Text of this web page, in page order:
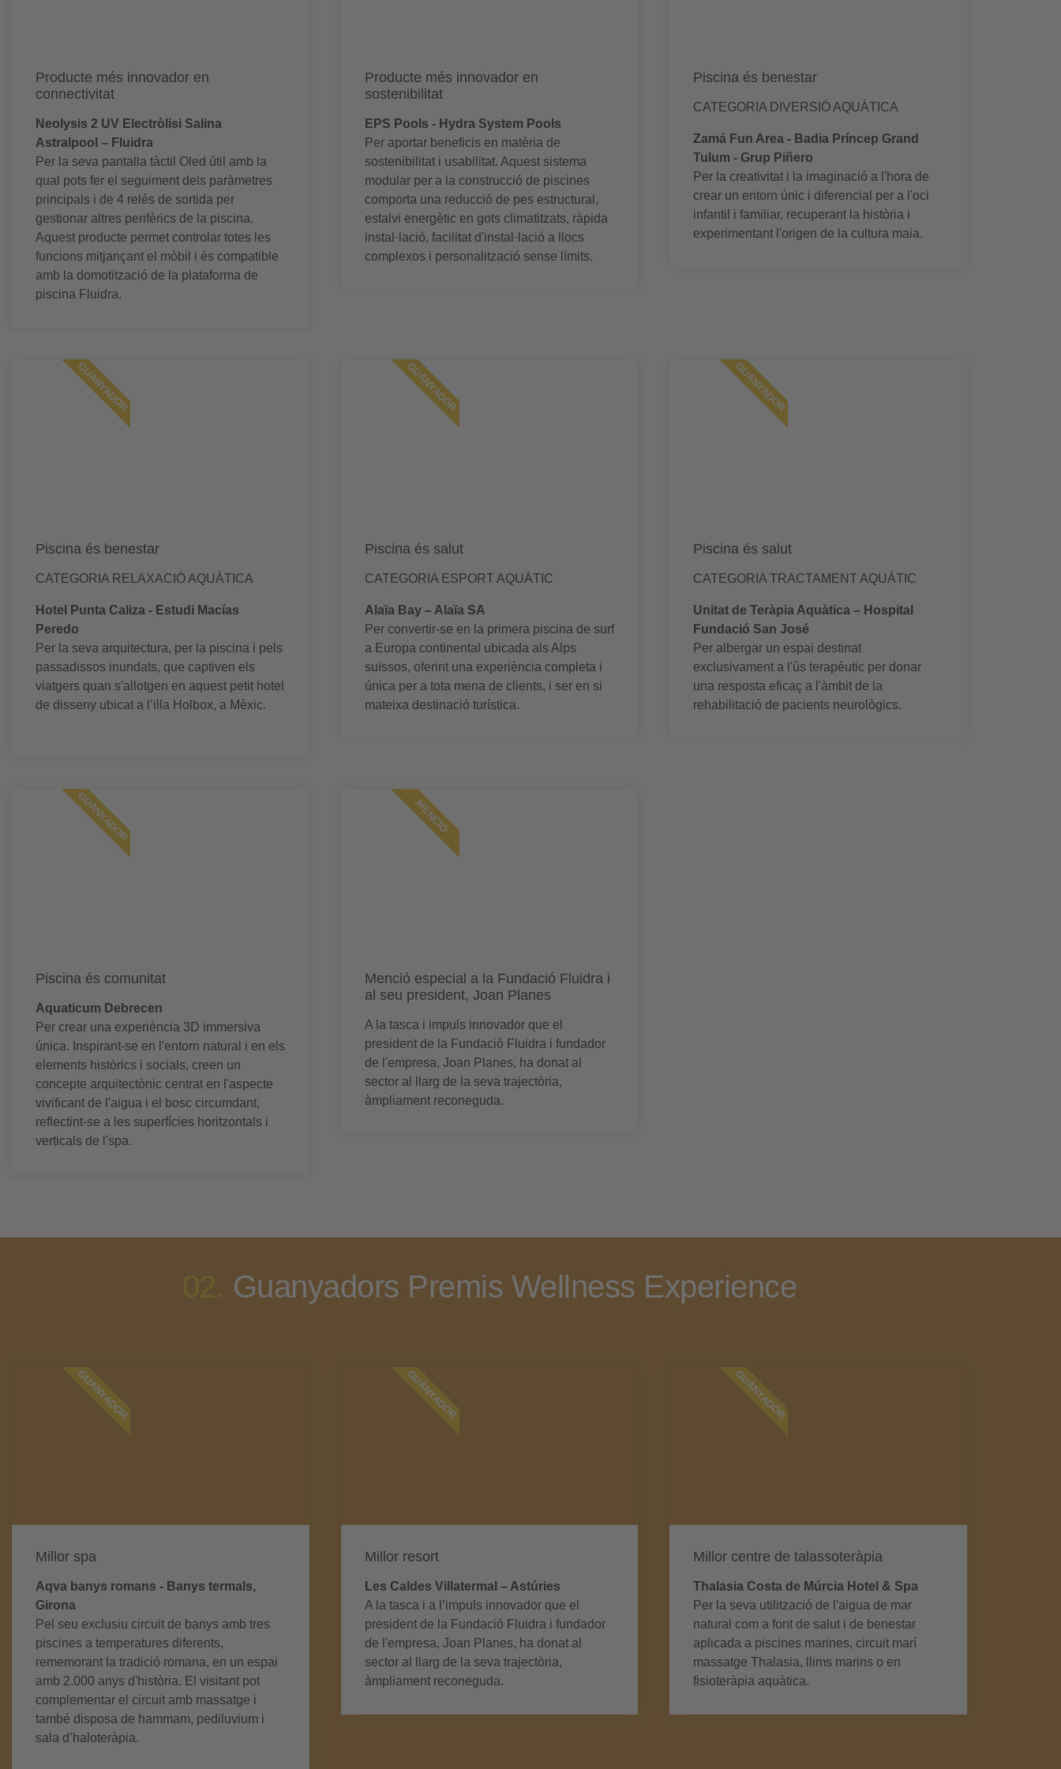
Producte més innovador en
connectivitat
Neolysis 2 UV Electròlisi Salina
Astralpool – Fluidra
Per la seva pantalla tàctil Oled útil amb la
qual pots fer el seguiment dels paràmetres
principals i de 4 relés de sortida per
gestionar altres perifèrics de la piscina.
Aquest producte permet controlar totes les
funcions mitjançant el mòbil i és compatible
amb la domotització de la plataforma de
piscina Fluidra.
Producte més innovador en
sostenibilitat
EPS Pools - Hydra System Pools
Per aportar beneficis en matèria de
sostenibilitat i usabilitat. Aquest sistema
modular per a la construcció de piscines
comporta una reducció de pes estructural,
estalvi energètic en gots climatitzats, ràpida
instal·lació, facilitat d'instal·lació a llocs
complexos i personalització sense límits.
Piscina és benestar
CATEGORIA DIVERSIÓ AQUÀTICA
Zamá Fun Area - Badia Príncep Grand
Tulum - Grup Piñero
Per la creativitat i la imaginació a l'hora de
crear un entorn únic i diferencial per a l'oci
infantil i familiar, recuperant la història i
experimentant l'origen de la cultura maia.
Piscina és benestar
CATEGORIA RELAXACIÓ AQUÀTICA
Hotel Punta Caliza - Estudi Macías
Peredo
Per la seva arquitectura, per la piscina i pels
passadissos inundats, que captiven els
viatgers quan s'allotgen en aquest petit hotel
de disseny ubicat a l’illa Holbox, a Mèxic.
GUANYADOR
Piscina és salut
CATEGORIA ESPORT AQUÀTIC
Alaïa Bay – Alaïa SA
Per convertir-se en la primera piscina de surf
a Europa continental ubicada als Alps
suïssos, oferint una experiència completa i
única per a tota mena de clients, i ser en si
mateixa destinació turística.
GUANYADOR
Piscina és salut
CATEGORIA TRACTAMENT AQUÀTIC
Unitat de Teràpia Aquàtica – Hospital
Fundació San José
Per albergar un espai destinat
exclusivament a l'ús terapèutic per donar
una resposta eficaç a l'àmbit de la
rehabilitació de pacients neurològics.
GUANYADOR
Piscina és comunitat
Aquaticum Debrecen
Per crear una experiència 3D immersiva
única. Inspirant-se en l'entorn natural i en els
elements històrics i socials, creen un
concepte arquitectònic centrat en l'aspecte
vivificant de l'aigua i el bosc circumdant,
reflectint-se a les superfícies horitzontals i
verticals de l'spa.
GUANYADOR
Menció especial a la Fundació Fluidra i
al seu president, Joan Planes
A la tasca i impuls innovador que el
president de la Fundació Fluidra i fundador
de l'empresa, Joan Planes, ha donat al
sector al llarg de la seva trajectòria,
àmpliament reconeguda.
MENCIÓ
Guanyadors Premis Wellness Experience
Millor spa
Aqva banys romans - Banys termals,
Girona
Pel seu exclusiu circuit de banys amb tres
piscines a temperatures diferents,
rememorant la tradició romana, en un espai
amb 2.000 anys d'història. El visitant pot
complementar el circuit amb massatge i
també disposa de hammam, pediluvium i
sala d’haloteràpia.
GUANYADOR
Millor resort
Les Caldes Villatermal – Astúries
A la tasca i a l’impuls innovador que el
president de la Fundació Fluidra i fundador
de l'empresa, Joan Planes, ha donat al
sector al llarg de la seva trajectòria,
àmpliament reconeguda.
GUANYADOR
Millor centre de talassoteràpia
Thalasia Costa de Múrcia Hotel & Spa
Per la seva utilització de l'aigua de mar
natural com a font de salut i de benestar
aplicada a piscines marines, circuit marí
massatge Thalasia, llims marins o en
fisioteràpia aquàtica.
GUANYADOR